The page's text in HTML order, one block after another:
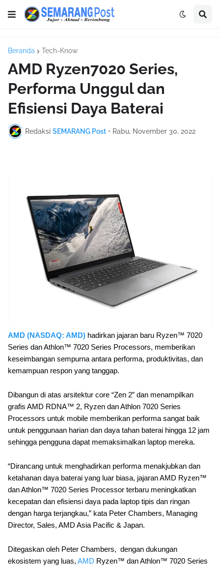
Beranda Tech-Know
AMD Ryzen7020 Series,
Performa Unggul dan
Efisiensi Daya Baterai
Redaksi SEMARANG Post • Rabu, November 30, 2022
AMD (NASDAQ: AMD) hadirkan jajaran baru Ryzen™ 7020
Series dan Athlon™ 7020 Series Processors, memberikan
keseimbangan sempurna antara performa, produktivitas, dan
kemampuan respon yang tanggap.
Dibangun di atas arsitektur core “Zen 2” dan menampilkan
grafis AMD RDNA™ 2, Ryzen dan Athlon 7020 Series
Processors untuk mobile memberikan performa sangat baik
untuk penggunaan harian dan daya tahan baterai hingga 12 jam
sehingga pengguna dapat memaksimalkan laptop mereka.
“Dirancang untuk menghadirkan performa menakjubkan dan
ketahanan daya baterai yang luar biasa, jajaran AMD Ryzen™
dan Athlon™ 7020 Series Processor terbaru meningkatkan
kecepatan dan efisiensi daya pada laptop tipis dan ringan
dengan harga terjangkau,” kata Peter Chambers, Managing
Director, Sales, AMD Asia Pacific & Japan.
Ditegaskan oleh Peter Chambers, dengan dukungan
ekosistem yang luas, AMD Ryzen™ dan Athlon™ 7020 Series